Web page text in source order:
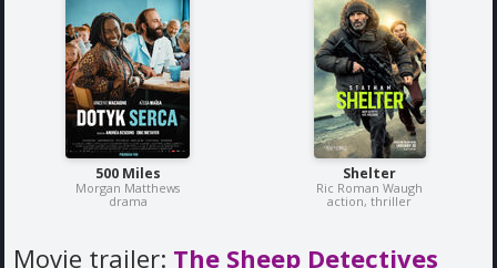
500 Miles
Morgan Matthews
drama
Shelter
Ric Roman Waugh
action, thriller
Movie trailer: The Sheep Detectives